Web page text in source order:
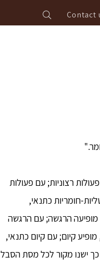
Contact
רצוניות; עם פעולות
חומריות כתנאי,
מופיעה הרגשה; עם הרגשה
קיום; עם קיום כתנאי,
כך ישנו מקור לכל מסת הסבל